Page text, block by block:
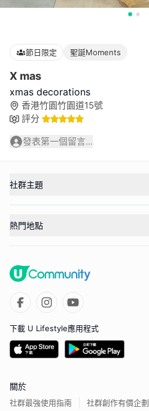
節日限定 聖誕Moments
X mas
xmas decorations
香港竹園竹園道15號
評分
發表第一個留言...
社群主題
熱門地點
下載 U Lifestyle應用程式
關於
社群最強使用指南 社群創作有價企劃